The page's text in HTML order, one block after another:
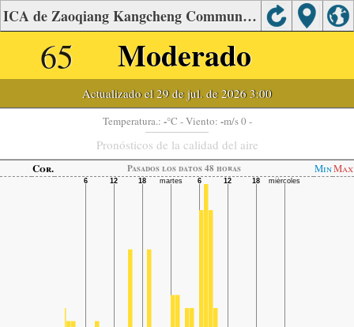
ICA de Zaoqiang Kangcheng Community, Hengshui.
65 Moderado
Actualizado el 29 de jul. de 2026 3:00
Temperatura.: -°C - Viento: -m/s 0 -
Pronósticos de la calidad del aire
Cor. Pasados ​​los datos 48 horas MinMax